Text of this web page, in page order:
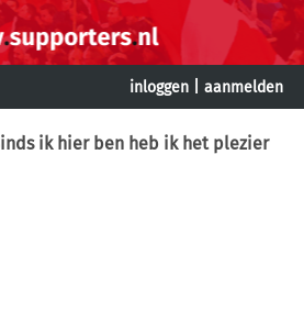
inloggen aanmelden
ik hier ben heb ik het plezier